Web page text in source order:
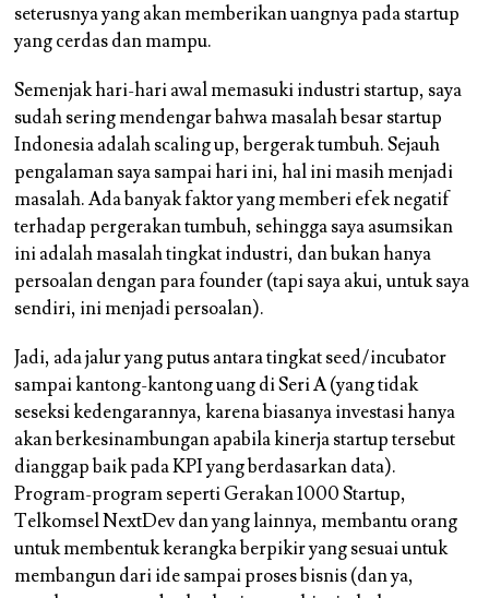
seterusnya yang akan memberikan uangnya pada startup
yang cerdas dan mampu.
Semenjak hari-hari awal memasuki industri startup, saya
sudah sering mendengar bahwa masalah besar startup
Indonesia adalah scaling up, bergerak tumbuh. Sejauh
pengalaman saya sampai hari ini, hal ini masih menjadi
masalah. Ada banyak faktor yang memberi efek negatif
terhadap pergerakan tumbuh, sehingga saya asumsikan
ini adalah masalah tingkat industri, dan bukan hanya
persoalan dengan para founder (tapi saya akui, untuk saya
sendiri, ini menjadi persoalan).
Jadi, ada jalur yang putus antara tingkat seed/incubator
sampai kantong-kantong uang di Seri A (yang tidak
seseksi kedengarannya, karena biasanya investasi hanya
akan berkesinambungan apabila kinerja startup tersebut
dianggap baik pada KPI yang berdasarkan data).
Program-program seperti Gerakan 1000 Startup,
Telkomsel NextDev dan yang lainnya, membantu orang
untuk membentuk kerangka berpikir yang sesuai untuk
membangun dari ide sampai proses bisnis (dan ya,